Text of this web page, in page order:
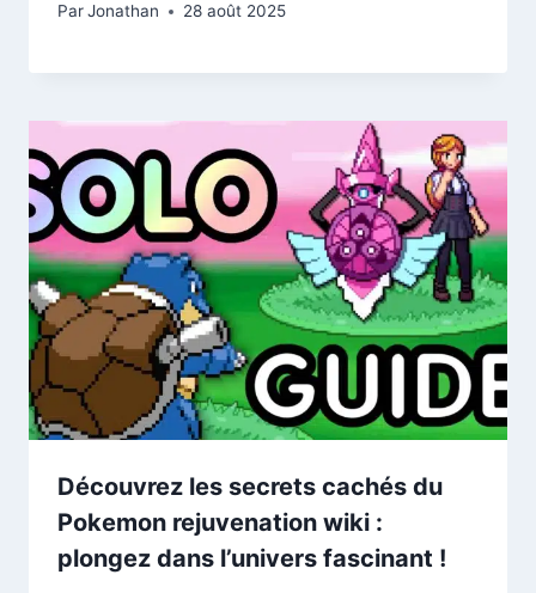
ParJonathan 28 août 2025
Découvrez les secrets cachés du
Pokemon rejuvenation wiki :
plongez dans l’univers fascinant !